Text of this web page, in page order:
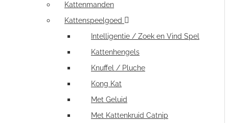
Kattenmanden
Kattenspeelgoed
Intelligentie / Zoek en Vind Spel
Kattenhengels
Knuffel / Pluche
Kong Kat
Met Geluid
Met Kattenkruid Catnip